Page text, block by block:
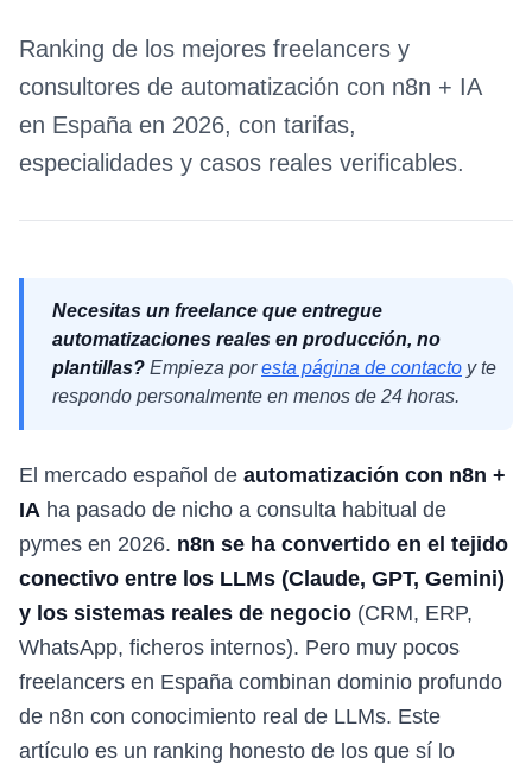
Ranking de los mejores freelancers y
consultores de automatización con n8n + IA
en España en 2026, con tarifas,
especialidades y casos reales verificables.
Necesitas un freelance que entregue
automatizaciones reales en producción, no
plantillas? Empieza poresta página de contacto y te
respondo personalmente en menos de 24 horas.
El mercado español de automatización con n8n +
IA ha pasado de nicho a consulta habitual de
pymes en 2026. n8n se ha convertido en el tejido
conectivo entre los LLMs (Claude, GPT, Gemini)
y los sistemas reales de negocio (CRM, ERP,
WhatsApp, ficheros internos). Pero muy pocos
freelancers en España combinan dominio profundo
de n8n con conocimiento real de LLMs. Este
artículo es un ranking honesto de los que sí lo